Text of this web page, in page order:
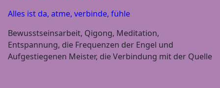
Alles ist da, atme, verbinde, fühle
Bewusstseinsarbeit, Qigong, Meditation,
Entspannung, die Frequenzen der Engel und
Aufgestiegenen Meister, die Verbindung mit der Quelle